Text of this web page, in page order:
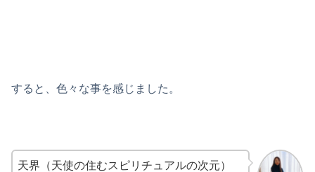
すると、色々な事を感じました。
天界（天使の住むスピリチュアルの次元）